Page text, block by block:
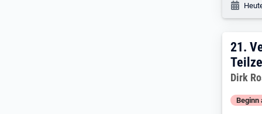
21:
21.
Dirk
Beginn